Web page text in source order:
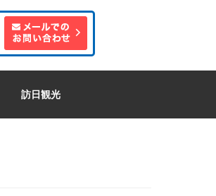
訪日観光